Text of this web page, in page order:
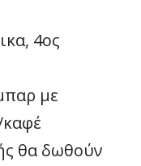
4ος
με
θα δωθούν